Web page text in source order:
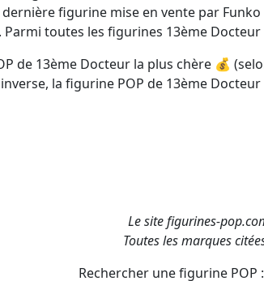
figurine mise en vente par
Parmi toutes les figurines 13ème Docteur
de 13ème Docteur la plus chère 💰
la figurine POP de 13ème
Le site figurines-
Toutes les marques
Rechercher une figurine POP :